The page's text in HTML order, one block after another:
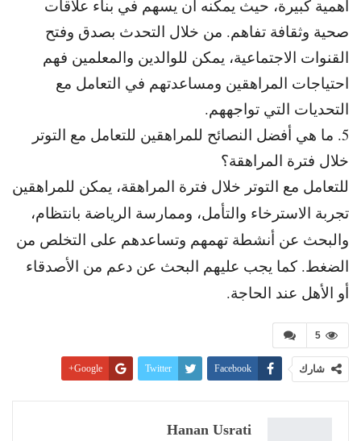
أهمية كبيرة، حيث يمكنه أن يسهم في بناء علاقات
صحية وثقافة تفاهم. من خلال التحدث بصدق وفتح
القنوات الاجتماعية، يمكن للوالدين والمعلمين فهم
احتياجات المراهقين ومساعدتهم في التعامل مع
التحديات التي تواجههم.
5. ما هي أفضل النصائح للمراهقين للتعامل مع التوتر
خلال فترة المراهقة؟
للتعامل مع التوتر خلال فترة المراهقة، يمكن للمراهقين
تجربة الاسترخاء والتأمل، وممارسة الرياضة بانتظام،
والبحث عن أنشطة تهمهم وتساعدهم على التخلص من
الضغط. كما يجب عليهم البحث عن دعم من الأصدقاء
أو الأهل عند الحاجة.
5
شارك Facebook
Twitter
Google+
Linkedin
Hanan Usrati